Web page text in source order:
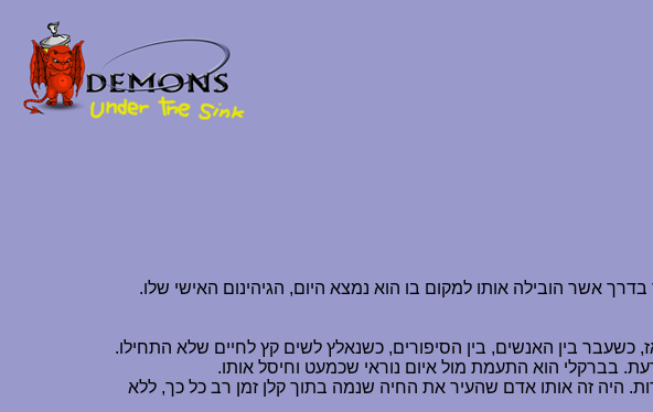
אשר הובילה אותו למקום בו הוא נמצא היום, הגיהינום האישי שלו.
בין האנשים, בין הסיפורים, כשנאלץ לשים קץ לחיים שלא התחילו.
בברקלי הוא התעמת מול איום נוראי שכמעט וחיסל אותו.
היה זה אותו אדם שהעיר את החיה שנמה בתוך קלן זמן רב כל כך, ללא